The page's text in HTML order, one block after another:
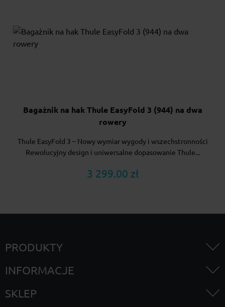
Bagażnik na hak Thule EasyFold 3 (944) na dwa
rowery
Thule EasyFold 3 – Nowy wymiar wygody i wszechstronności
Rewolucyjny design i uniwersalne dopasowanie Thule...
3 299.00 zł
PRODUKTY
INFORMACJE
SKLEP